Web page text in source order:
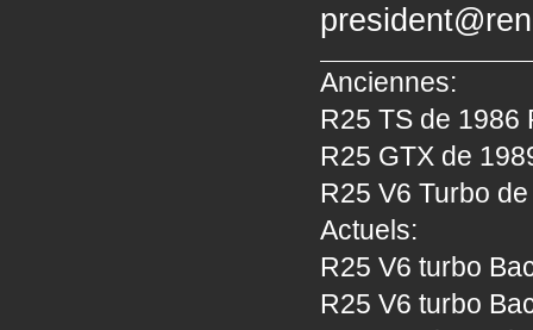
Anciennes:
R25 TS de 1986
R25 GTX de
R25 V6 Turbo
Actuels:
R25 V6 turbo
R25 V6 turbo